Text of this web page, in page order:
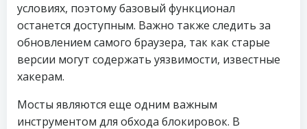
условиях, поэтому базовый функционал
останется доступным. Важно также следить за
обновлением самого браузера, так как старые
версии могут содержать уязвимости, известные
хакерам.
Мосты являются еще одним важным
инструментом для обхода блокировок. В